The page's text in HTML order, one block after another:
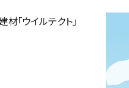
「ウイルテクト」